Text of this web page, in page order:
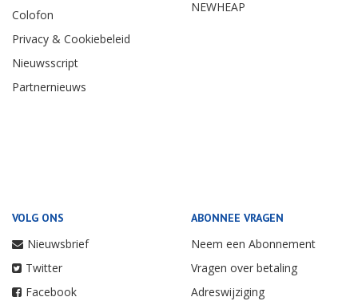
Colofon
Privacy & Cookiebeleid
Nieuwsscript
Partnernieuws
NEWHEAP
VOLG ONS
Nieuwsbrief
Twitter
Facebook
ABONNEE VRAGEN
Neem een Abonnement
Vragen over betaling
Adreswijziging